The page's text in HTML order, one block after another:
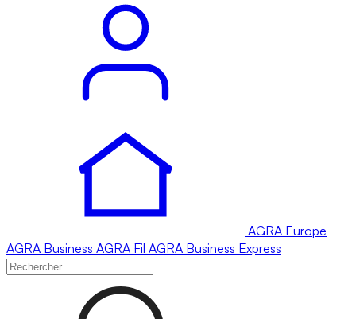
AGRA Europe
AGRA Business AGRA Fil AGRA Business Express